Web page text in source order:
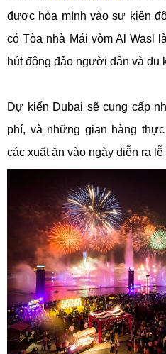
được hòa mình vào sự kiện
có Tòa nhà Mái vòm Al Wasl
hút đông đảo người dân và du
Dự kiến Dubai sẽ cung cấp
phí, và những gian hàng
các xuất ăn vào ngày diễn ra lễ